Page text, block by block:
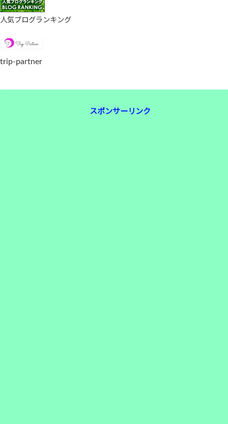
人気ブログランキング
trip-partner
スポンサーリンク